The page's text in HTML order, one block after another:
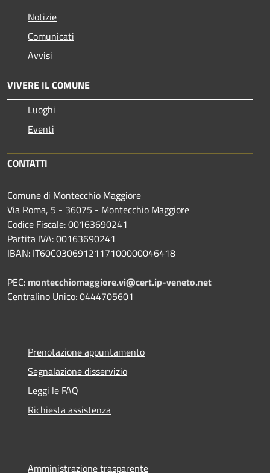
Notizie
Comunicati
Avvisi
VIVERE IL COMUNE
Luoghi
Eventi
CONTATTI
Comune di Montecchio Maggiore
Via Roma, 5 - 36075 - Montecchio Maggiore
Codice Fiscale: 00163690241
Partita IVA: 00163690241
IBAN: IT60C0306912117100000046418
PEC: montecchiomaggiore.vi@cert.ip-veneto.net
Centralino Unico: 0444705601
Prenotazione appuntamento
Segnalazione disservizio
Leggi le FAQ
Richiesta assistenza
Amministrazione trasparente